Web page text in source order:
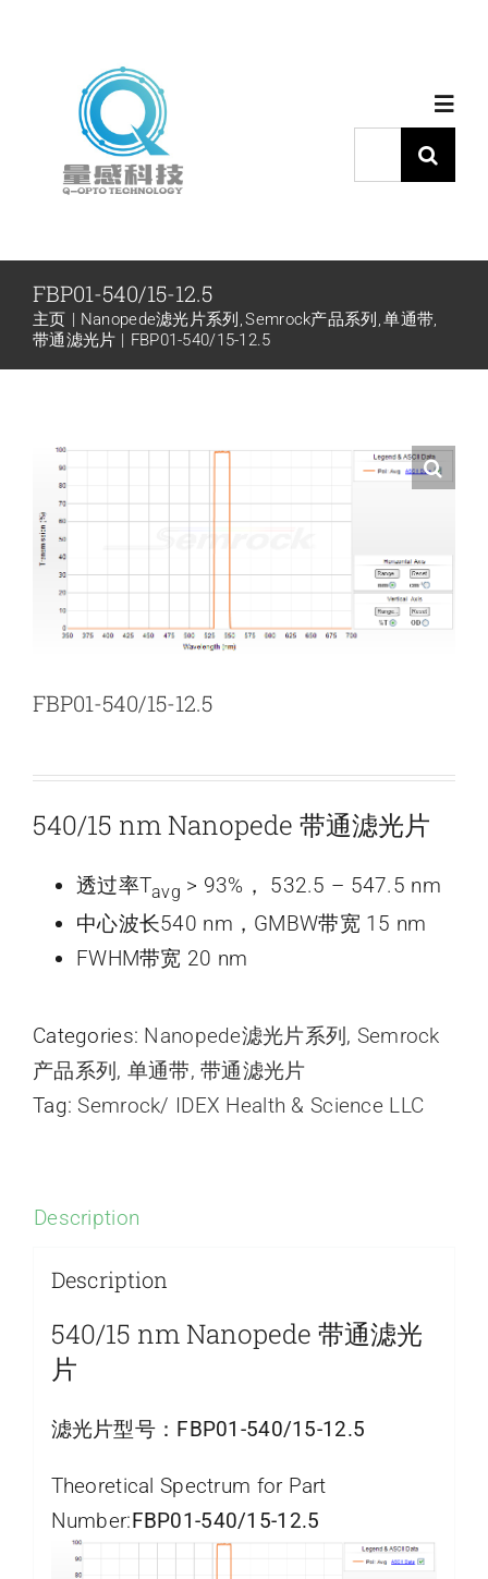
产品中心
代理品牌
下载中心
新闻和活动
关于量感
联系我们
索：
FBP01-540/15-12.5
主页 Nanopede滤光片系列 Semrock产品系列 单通带
带通滤光片
FBP01-540/15-12.5
FBP01-540/15-12.5
540/15 nm Nanopede 带通滤光片
透过率Tavg > 93%， 532.5 – 547.5 nm
中心波长540 nm，GMBW带宽 15 nm
FWHM带宽 20 nm
Categories: Nanopede滤光片系列 , Semrock
产品系列 , 单通带,带通滤光片
Tag:Semrock/ IDEX Health & Science LLC
Description
Description
540/15 nm Nanopede 带通滤光
片
滤光片型号： FBP01-540/15-12.5
Theoretical Spectrum for Part
Number:FBP01-540/15-12.5